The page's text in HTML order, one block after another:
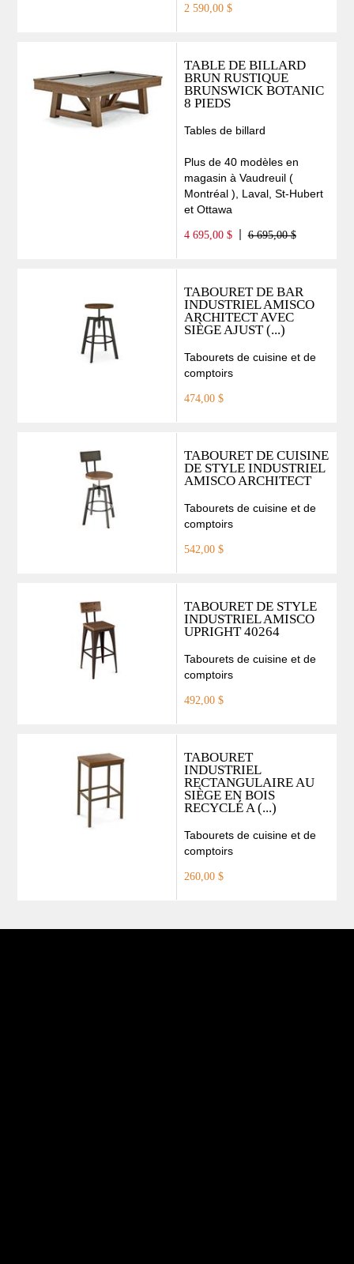
2 590,00 $
TABLE DE BILLARD
BRUN RUSTIQUE
BRUNSWICK BOTANIC
8 PIEDS
Tables de billard
Plus de 40 modèles en
magasin à Vaudreuil (
Montréal ), Laval, St-Hubert
et Ottawa
4 695,00 $
6 695,00 $
TABOURET DE BAR
INDUSTRIEL AMISCO
ARCHITECT AVEC
SIÈGE AJUST (...)
Tabourets de cuisine et de
comptoirs
474,00 $
TABOURET DE CUISINE
DE STYLE INDUSTRIEL
AMISCO ARCHITECT
Tabourets de cuisine et de
comptoirs
542,00 $
TABOURET DE STYLE
INDUSTRIEL AMISCO
UPRIGHT 40264
Tabourets de cuisine et de
comptoirs
492,00 $
TABOURET
INDUSTRIEL
RECTANGULAIRE AU
SIÈGE EN BOIS
RECYCLÉ A (...)
Tabourets de cuisine et de
comptoirs
260,00 $